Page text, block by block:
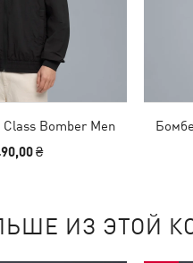
Bomber Men
₴
ИЗ ЭТОЙ